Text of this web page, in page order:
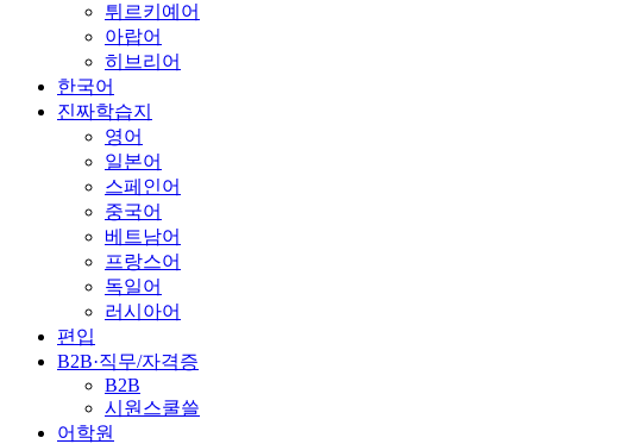
튀르키예어
아랍어
히브리어
한국어
진짜학습지
영어
일본어
스페인어
중국어
베트남어
프랑스어
독일어
러시아어
편입
B2B·직무/자격증
B2B
시원스쿨쓸
어학원